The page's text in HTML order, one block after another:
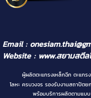
Email :
Website : www.สยามสตี
ผู้ผลิตตะแกรงเหล็กฉีก ตะแกร
โลหะ ครบวงจร รองรับงานสถาปัตย
พร้อมบริการผลิตตามแบ